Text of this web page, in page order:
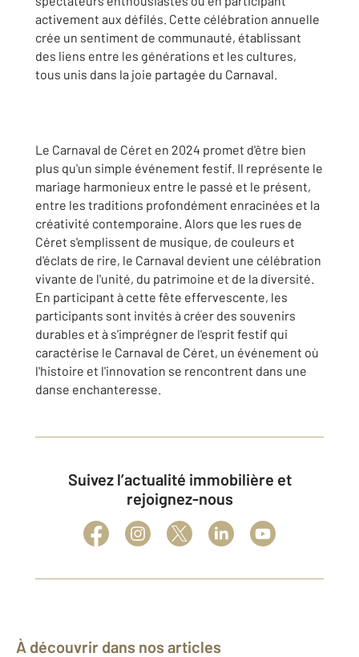
activement aux défilés. Cette célébration annuelle
crée un sentiment de communauté, établissant
des liens entre les générations et les cultures,
tous unis dans la joie partagée du Carnaval.
Le Carnaval de Céret en 2024 promet d'être bien
plus qu'un simple événement festif. Il représente le
mariage harmonieux entre le passé et le présent,
entre les traditions profondément enracinées et la
créativité contemporaine. Alors que les rues de
Céret s'emplissent de musique, de couleurs et
d'éclats de rire, le Carnaval devient une célébration
vivante de l'unité, du patrimoine et de la diversité.
En participant à cette fête effervescente, les
participants sont invités à créer des souvenirs
durables et à s'imprégner de l'esprit festif qui
caractérise le Carnaval de Céret, un événement où
l'histoire et l'innovation se rencontrent dans une
danse enchanteresse.
Suivez l’actualité immobilière et
rejoignez-nous
À découvrir dans nos articles